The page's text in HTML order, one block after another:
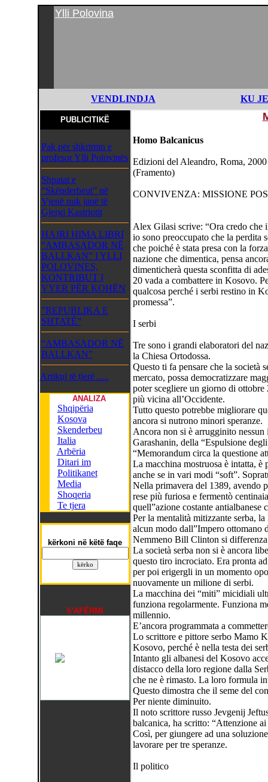
Ylli Polovina
VENDLINDJA KU
PUBLICITIKË
Pak për shkrimin e
profesor Ylli Polovinës
Shpatat e
“Skënderbeut” në
Vjenë nuk janë të
Gjergj Kastriotit
HAJRI HIMA LIBRI
“AMBASADOR NË
BALLKAN” I YLLI
POLOVINES,
KONTRIBUT I
VYER PËR KOHËN
”REPUBLIKA E
SHTATË”
“AMBASADOR NË
BALLKAN”
Artikuj të tjerë .....
ANALIZA
Shqipëria
Kosova
Skenderbeu
Italia
Arbëria
Ditari im
Politikanet
Media
Shoqeria
Te tjera
kërkoni në këtë faqe
S'AFËRMI
Homo Balcanicus
Edizioni del Aleandro, Roma, 2000
(Framento)
CONVIVENZA: MISSIONE
Alex Gilasi scrive: “Ora credo che
io sono preoccupato che la perdita
che poiché è stata presa con la
nazione che dimentica, pensa
dimenticherà questa sconfitta di
20 vada a combattere in Kosovo.
qualcosa perché i serbi restino in
promessa”.
I serbi
Tre sono i grandi elaboratori del
la Chiesa Ortodossa.
Questo ti fa pensare che la società
mercato, possa democratizzare
poter scegliere un giorno di ottobre
più vicina all’Occidente.
Tutto questo potrebbe migliorare
ancora si nutrono minori speranze.
Ancora non si è arrugginito
Garashanin, della “Espulsione
“Memorandum circa la questione
La macchina mostruosa è intatta,
anche se in vari modi “soft”.
Nella primavera del 1389, avendo
rese più furiosa e fermentò
quell”azione costante
Per la mentalità mitizzante serba,
alcun modo dall”Impero ottomano
Nemmeno Bill Clinton si
La società serba non si è ancora
questo tiro incrociato. Era pronta
per poi erigergli in un momento
nuovamente un milione di serbi.
La macchina dei “miti” micidiali
funziona regolarmente. Funziona
millennio.
E’ancora programmata a
Lo scrittore e pittore serbo Mamo
Kosovo, perché è nella testa dei
Intanto gli albanesi del Kosovo
distacco della loro regione dalla
che ne è rimasto. La loro formula
Questo dimostra che il seme del
Per niente diminuito.
Il noto scrittore russo Jevgenij
balcanica, ha scritto: “Attenzione
Così, per giungere ad una
lavorare per tre speranze.
Il politico